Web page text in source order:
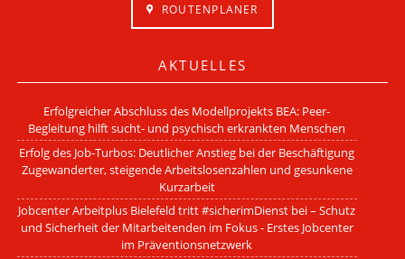
ROUTENPLANER
AKTUELLES
Erfolgreicher Abschluss des Modellprojekts BEA: Peer-
Begleitung hilft sucht- und psychisch erkrankten Menschen
Erfolg des Job-Turbos: Deutlicher Anstieg bei der Beschäftigung
Zugewanderter, steigende Arbeitslosenzahlen und gesunkene
Kurzarbeit
Jobcenter Arbeitplus Bielefeld tritt #sicherimDienst bei – Schutz
und Sicherheit der Mitarbeitenden im Fokus - Erstes Jobcenter
im Präventionsnetzwerk